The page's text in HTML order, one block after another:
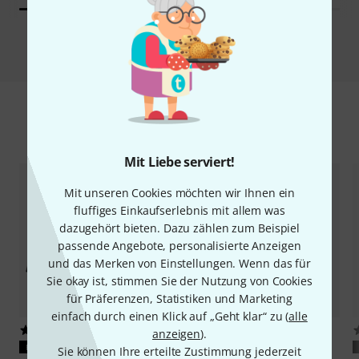
Mit Liebe serviert!
Mit unseren Cookies möchten wir Ihnen ein
fluffiges Einkaufserlebnis mit allem was
dazugehört bieten. Dazu zählen zum Beispiel
passende Angebote, personalisierte Anzeigen
und das Merken von Einstellungen. Wenn das für
Sie okay ist, stimmen Sie der Nutzung von Cookies
für Präferenzen, Statistiken und Marketing
einfach durch einen Klick auf „Geht klar“ zu (alle
anzeigen).
Sie können Ihre erteilte Zustimmung jederzeit
Vergleichen
Zubehör & passende Artikel
4
PASST GARANTIERT PASST GARANTIERT